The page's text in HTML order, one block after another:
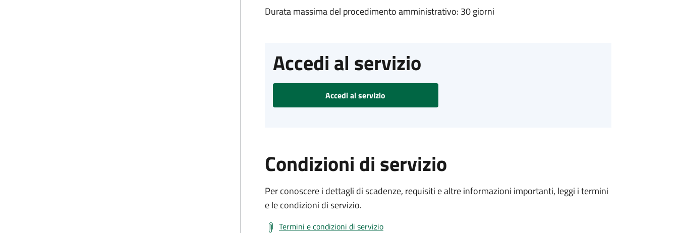
Durata massima del procedimento amministrativo: 30 giorni
Accedi al servizio
Accedi al servizio
Condizioni di servizio
Per conoscere i dettagli di scadenze, requisiti e altre informazioni importanti, leggi i termini
e le condizioni di servizio.
Termini e condizioni di servizio